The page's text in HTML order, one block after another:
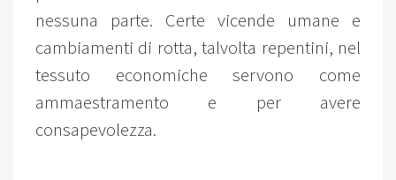
nessuna parte. Certe vicende umane e
cambiamenti di rotta, talvolta repentini, nel
tessuto economiche servono come
ammaestramento e per avere
consapevolezza.